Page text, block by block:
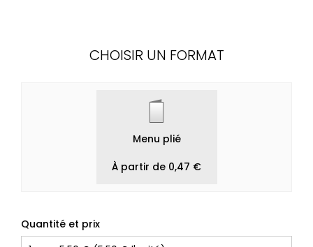
CHOISIR UN FORMAT
Menu plié
À partir de 0,47 €
Quantité et prix